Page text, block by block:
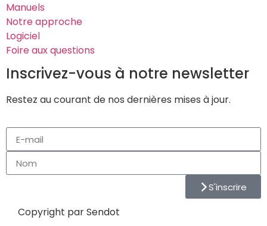
Manuels
Notre approche
Logiciel
Foire aux questions
Inscrivez-vous à notre newsletter
Restez au courant de nos dernières mises à jour.
S'inscrire
Copyright par Sendot